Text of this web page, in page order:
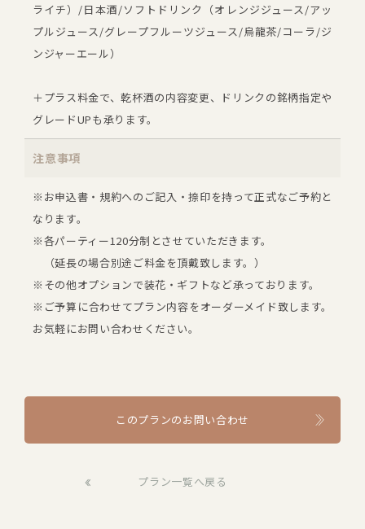
ライチ）/日本酒/ソフトドリンク（オレンジジュース/アッ
プルジュース/グレープフルーツジュース/烏龍茶/コーラ/ジ
ンジャーエール）
＋プラス料金で、乾杯酒の内容変更、ドリンクの銘柄指定や
グレードUPも承ります。
注意事項
※お申込書・規約へのご記入・捺印を持って正式なご予約と
なります。
※各パーティー120分制とさせていただきます。
（延長の場合別途ご料金を頂戴致します。）
※その他オプションで装花・ギフトなど承っております。
※ご予算に合わせてプラン内容をオーダーメイド致します。
お気軽にお問い合わせください。
このプランのお問い合わせ
プラン一覧へ戻る